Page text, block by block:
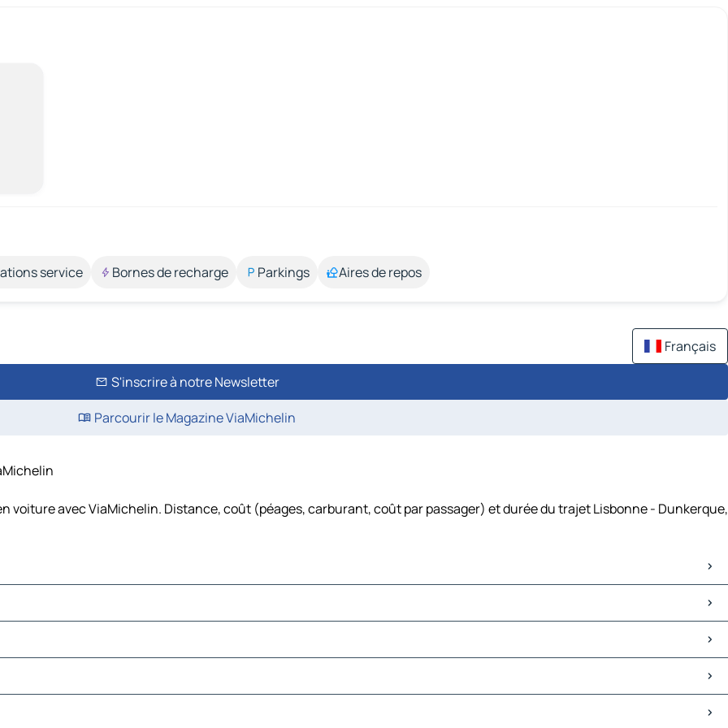
service Bornes de recharge Parkings Aires de repos
Français
S'inscrire à notre Newsletter
Parcourir le Magazine ViaMichelin
avec ViaMichelin. Distance, coût (péages, carburant, coût par passager) et durée du trajet Lisbonne - Dunkerque,